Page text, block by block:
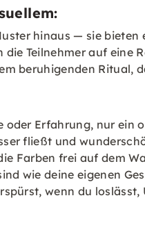
hinaus — sie
Teilnehmer auf
beruhigenden
Erfahrung, nur ein
fließt und
Farben frei auf dem
wie deine eigenen
wenn du